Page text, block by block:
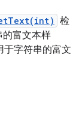
检
的富文本样
于字符串的富文